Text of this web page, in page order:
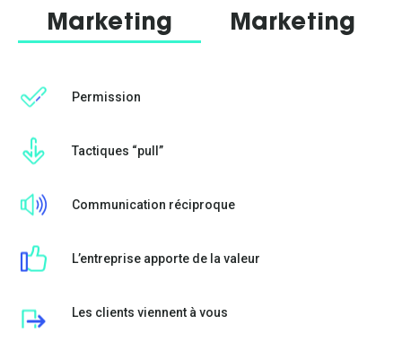
Marketing
Marketing
Permission
Tactiques “pull”
Communication réciproque
L’entreprise apporte de la valeur
Les clients viennent à vous